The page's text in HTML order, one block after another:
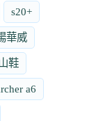
s20+
華威
鞋
a6